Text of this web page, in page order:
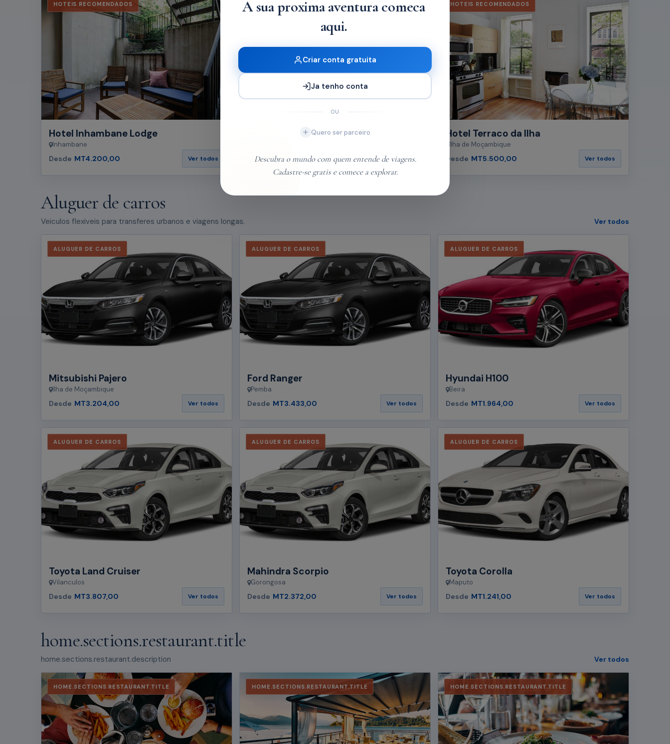
HOTEIS RECOMENDADOS
Hotel Inhambane Lodge
Inhambane
Desde MT4.200,00 Ver todos
HOTEIS RECOMENDADOS
Hotel Beira Sol
Desde MT3.800,00 Ver todos
HOTEIS RECOMENDADOS
Hotel Terraco da Ilha
Ilha de Moçambique
Desde MT5.500,00 Ver todos
Aluguer de carros
Veiculos flexiveis para transferes urbanos e viagens longas. Ver todos
ALUGUER DE CARROS
Mitsubishi Pajero
Ilha de Moçambique
Desde MT3.204,00 Ver todos
ALUGUER DE CARROS
Ford Ranger
Pemba
Desde MT3.433,00 Ver todos
ALUGUER DE CARROS
Hyundai H100
Beira
Desde MT1.964,00 Ver todos
ALUGUER DE CARROS
Toyota Land Cruiser
Vilanculos
Desde MT3.807,00 Ver todos
ALUGUER DE CARROS
Mahindra Scorpio
Gorongosa
Desde MT2.372,00 Ver todos
ALUGUER DE CARROS
Toyota Corolla
Maputo
Desde MT1.241,00 Ver todos
home.sections.restaurant.title
home.sections.restaurant.description Ver todos
HOME.SECTIONS.RESTAURANT.TITLE HOME.SECTIONS.RESTAURANT.TITLE HOME.SECTIONS.RESTAURANT.TITLE
A|
Cadastre-se gratis e comece a explorar.